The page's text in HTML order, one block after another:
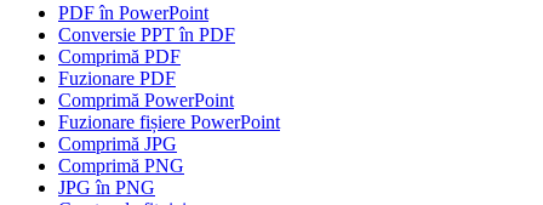
PDF în PowerPoint
Conversie PPT în PDF
Comprimă PDF
Fuzionare PDF
Comprimă PowerPoint
Fuzionare fișiere PowerPoint
Comprimă JPG
Comprimă PNG
JPG în PNG